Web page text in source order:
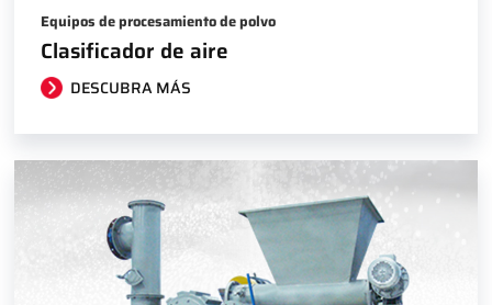
Equipos de procesamiento de polvo
Clasificador de aire
DESCUBRA MÁS